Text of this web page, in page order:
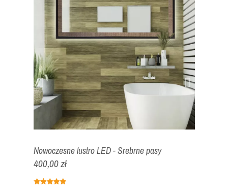
Nowoczesne lustro LED - Srebrne pasy
400,00 zł